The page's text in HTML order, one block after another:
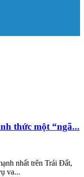
thức một “ngã...
nhất trên Trái Đất,
va...